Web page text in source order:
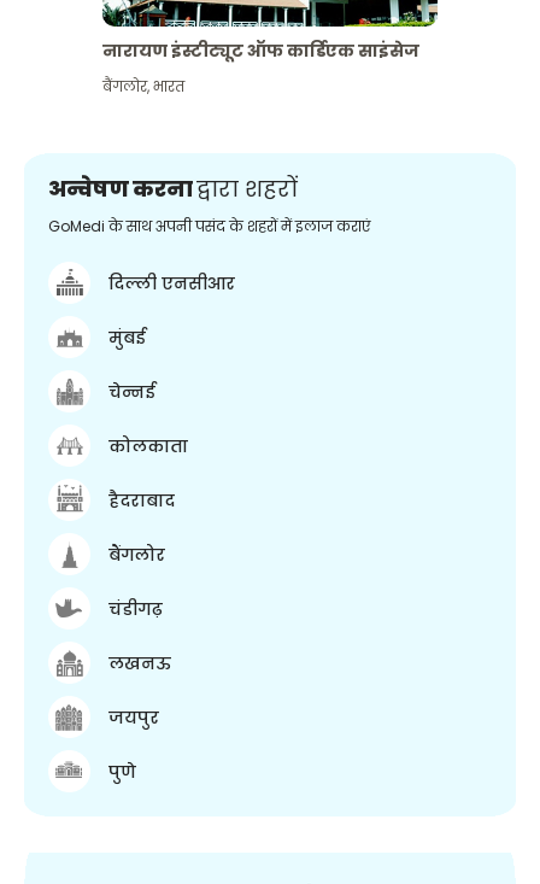
नारायण इंस्टीट्यूट ऑफ कार्डिएक साइंसेज
बैंगलोर,भारत
अन्वेषण करनाद्वारा शहरों
GoMedi के साथ अपनी पसंद के शहरों में इलाज कराएं
दिल्ली एनसीआर
मुंबई
चेन्नई
कोलकाता
हैदराबाद
बैंगलोर
चंडीगढ़
लखनऊ
जयपुर
पुणे